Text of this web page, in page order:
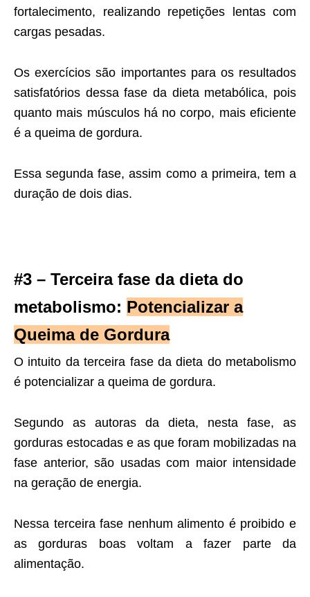
fortalecimento, realizando repetições lentas com
cargas pesadas.
Os exercícios são importantes para os resultados
satisfatórios dessa fase da dieta metabólica, pois
quanto mais músculos há no corpo, mais eficiente
é a queima de gordura.
Essa segunda fase, assim como a primeira, tem a
duração de dois dias.
#3 – Terceira fase da dieta do
metabolismo: Potencializar a
Queima de Gordura
O intuito da terceira fase da dieta do metabolismo
é potencializar a queima de gordura.
Segundo as autoras da dieta, nesta fase, as
gorduras estocadas e as que foram mobilizadas na
fase anterior, são usadas com maior intensidade
na geração de energia.
Nessa terceira fase nenhum alimento é proibido e
as gorduras boas voltam a fazer parte da
alimentação.